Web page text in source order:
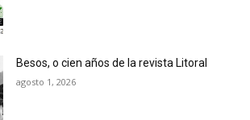
Besos, o cien años de la revista Litoral
agosto 1, 2026